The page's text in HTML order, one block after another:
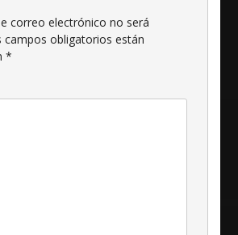
correo electrónico no será
campos obligatorios están
*